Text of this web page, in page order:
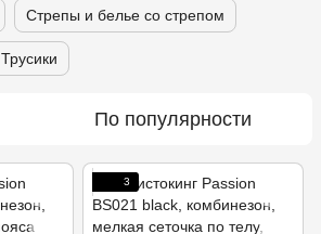
Стрепы и белье со стрепом
Трусики
По популярности
3